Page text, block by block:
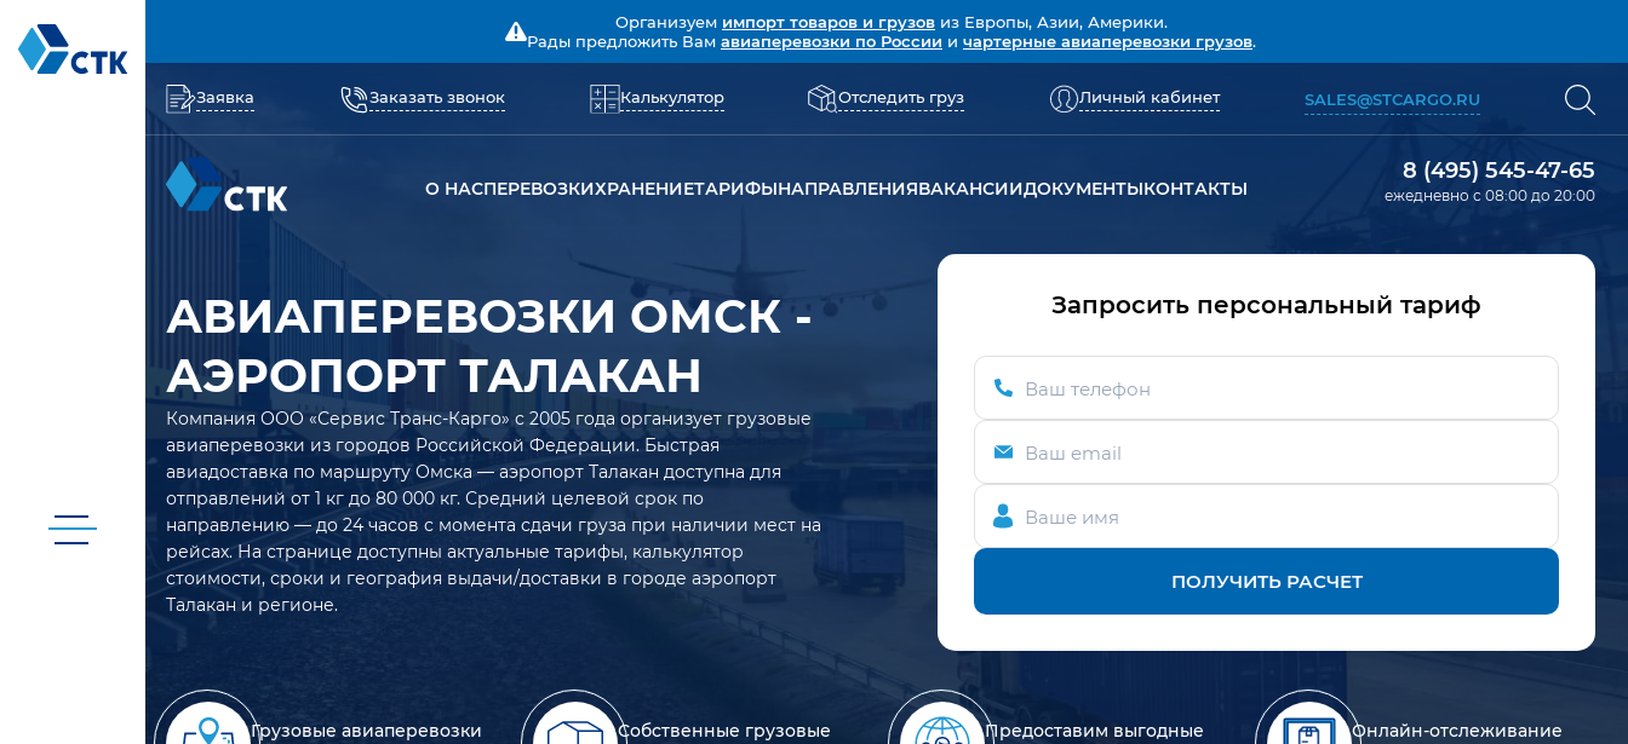
Организуем импорт товаров и грузов из Европы, Азии, Америки.
Рады предложить Вам авиаперевозки по России и чартерные авиаперевозки грузов.
Заявка Заказать звонок Калькулятор Отследить груз Личный кабинет SALES@STCARGO.RU
О НАСПЕРЕВОЗКИХРАНЕНИЕТАРИФЫНАПРАВЛЕНИЯВАКАНСИИДОКУМЕНТЫКОНТАКТЫ
8 (495) 545-47-65
ежедневно с 08:00 до 20:00
АВИАПЕРЕВОЗКИ ОМСК -
АЭРОПОРТ ТАЛАКАН
Компания ООО «Сервис Транс-Карго» с 2005 года организует грузовые
авиаперевозки из городов Российской Федерации. Быстрая
авиадоставка по маршруту Омска — аэропорт Талакан доступна для
отправлений от 1 кг до 80 000 кг. Средний целевой срок по
направлению — до 24 часов с момента сдачи груза при наличии мест на
рейсах. На странице доступны актуальные тарифы, калькулятор
стоимости, сроки и география выдачи/доставки в городе аэропорт
Талакан и регионе.
Запросить персональный тариф
Ваш телефон
Ваш email
Ваше имя
ПОЛУЧИТЬ РАСЧЕТ
Грузовые авиаперевозки
Собственные грузовые
Предоставим выгодные
Онлайн-отслеживание